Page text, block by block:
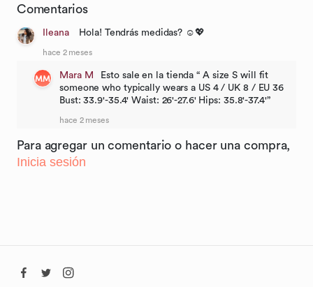
Comentarios
Ileana Hola! Tendrás medidas? ☺️💖
hace 2 meses
MM Mara M
Esto sale en la tienda “ A size S will fit
someone who typically wears a US 4 / UK 8 / EU 36
Bust: 33.9'-35.4' Waist: 26'-27.6' Hips: 35.8'-37.4'”
hace 2 meses
Para agregar un comentario o hacer una compra,
Inicia sesión